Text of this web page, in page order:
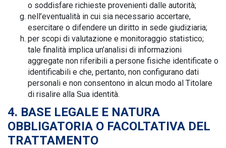
o soddisfare richieste provenienti dalle autorità;
nell’eventualità in cui sia necessario accertare,
esercitare o difendere un diritto in sede giudiziaria;
per scopi di valutazione e monitoraggio statistico;
tale finalità implica un’analisi di informazioni
aggregate non riferibili a persone fisiche identificate o
identificabili e che, pertanto, non configurano dati
personali e non consentono in alcun modo al Titolare
di risalire alla Sua identità.
4. BASE LEGALE E NATURA
OBBLIGATORIA O FACOLTATIVA DEL
TRATTAMENTO